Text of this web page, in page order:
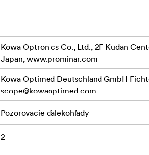
Kowa Optronics Co., Ltd., 2F Kudan
Japan, www.prominar.com
Kowa Optimed Deutschland GmbH
scope@kowaoptimed.com
Pozorovacie ďalekohľady
2